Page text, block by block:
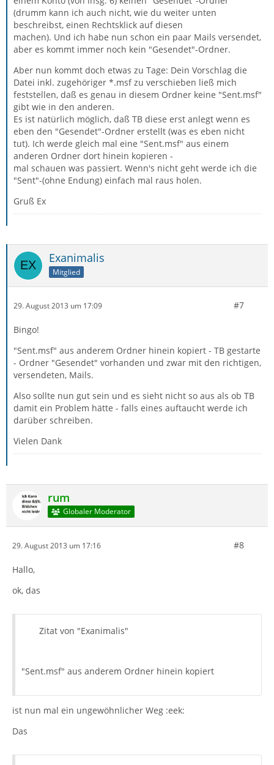
(drumm kann ich auch nicht, wie du weiter unten
beschreibst, einen Rechtsklick auf diesen
machen). Und ich habe nun schon ein paar Mails versendet,
aber es kommt immer noch kein "Gesendet"-Ordner.
Aber nun kommt doch etwas zu Tage: Dein Vorschlag die
Datei inkl. zugehöriger *.msf zu verschieben ließ mich
feststellen, daß es genau in diesem Ordner keine "Sent.msf"
gibt wie in den anderen.
Es ist natürlich möglich, daß TB diese erst anlegt wenn es
eben den "Gesendet"-Ordner erstellt (was es eben nicht
tut). Ich werde gleich mal eine "Sent.msf" aus einem
anderen Ordner dort hinein kopieren -
mal schauen was passiert. Wenn's nicht geht werde ich die
"Sent"-(ohne Endung) einfach mal raus holen.
Gruß Ex
Exanimalis
Mitglied
29. August 2013 um 17:09 #7
Bingo!
"Sent.msf" aus anderem Ordner hinein kopiert - TB gestarte
- Ordner "Gesendet" vorhanden und zwar mit den richtigen,
versendeten, Mails.
Also sollte nun gut sein und es sieht nicht so aus als ob TB
damit ein Problem hätte - falls eines auftaucht werde ich
darüber schreiben.
Vielen Dank
rum
Globaler Moderator
29. August 2013 um 17:16 #8
Hallo,
ok, das
Zitat von "Exanimalis"
"Sent.msf" aus anderem Ordner hinein kopiert
ist nun mal ein ungewöhnlicher Weg :eek:
Das